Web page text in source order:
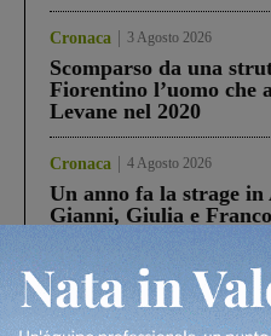
Cronaca 3 Agosto 2026
Scomparso da una
Fiorentino l’uomo che
Levane nel 2020
Cronaca 4 Agosto 2026
Un anno fa la strage
Gianni, Giulia e